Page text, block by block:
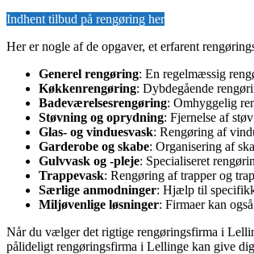
Indhent tilbud på rengøring her
Her er nogle af de opgaver, et erfarent
Generel rengøring: En regelmæssig
Køkkenrengøring: Dybdegående
Badeværelsesrengøring: Omhyggelig
Støvning og oprydning: Fjernelse af
Glas- og vinduesvask: Rengøring af
Garderobe og skabe: Organisering af
Gulvvask og -pleje: Specialiseret
Trappevask: Rengøring af trapper og
Særlige anmodninger: Hjælp til
Miljøvenlige løsninger: Firmaer kan
Når du vælger det rigtige rengøringsfirma i
pålideligt rengøringsfirma i Lellinge kan give